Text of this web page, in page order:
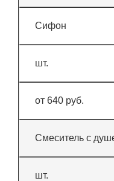
Сифон
шт.
от 640 руб.
Смеситель с
шт.